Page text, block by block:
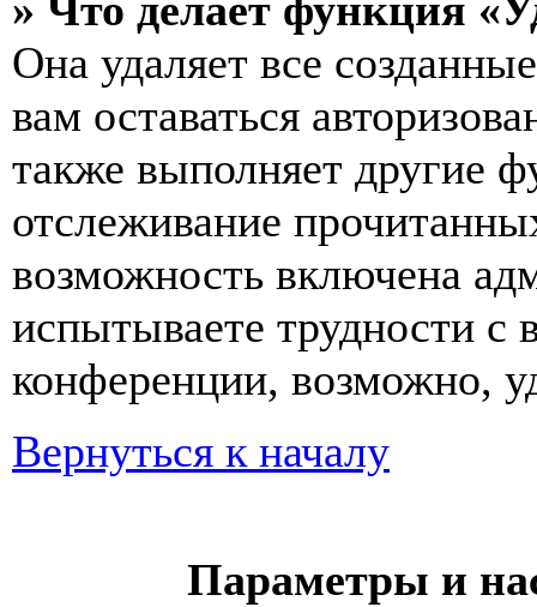
Она удаляет все
вам оставаться
также выполняет другие
отслеживание
возможность включена
испытываете трудности с
конференции, возможно,
Вернуться к началу
Параметры и